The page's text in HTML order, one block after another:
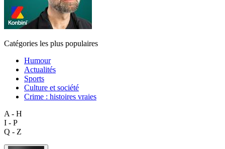
Catégories les plus populaires
Humour
Actualités
Sports
Culture et société
Crime : histoires vraies
A - H
I - P
Q - Z